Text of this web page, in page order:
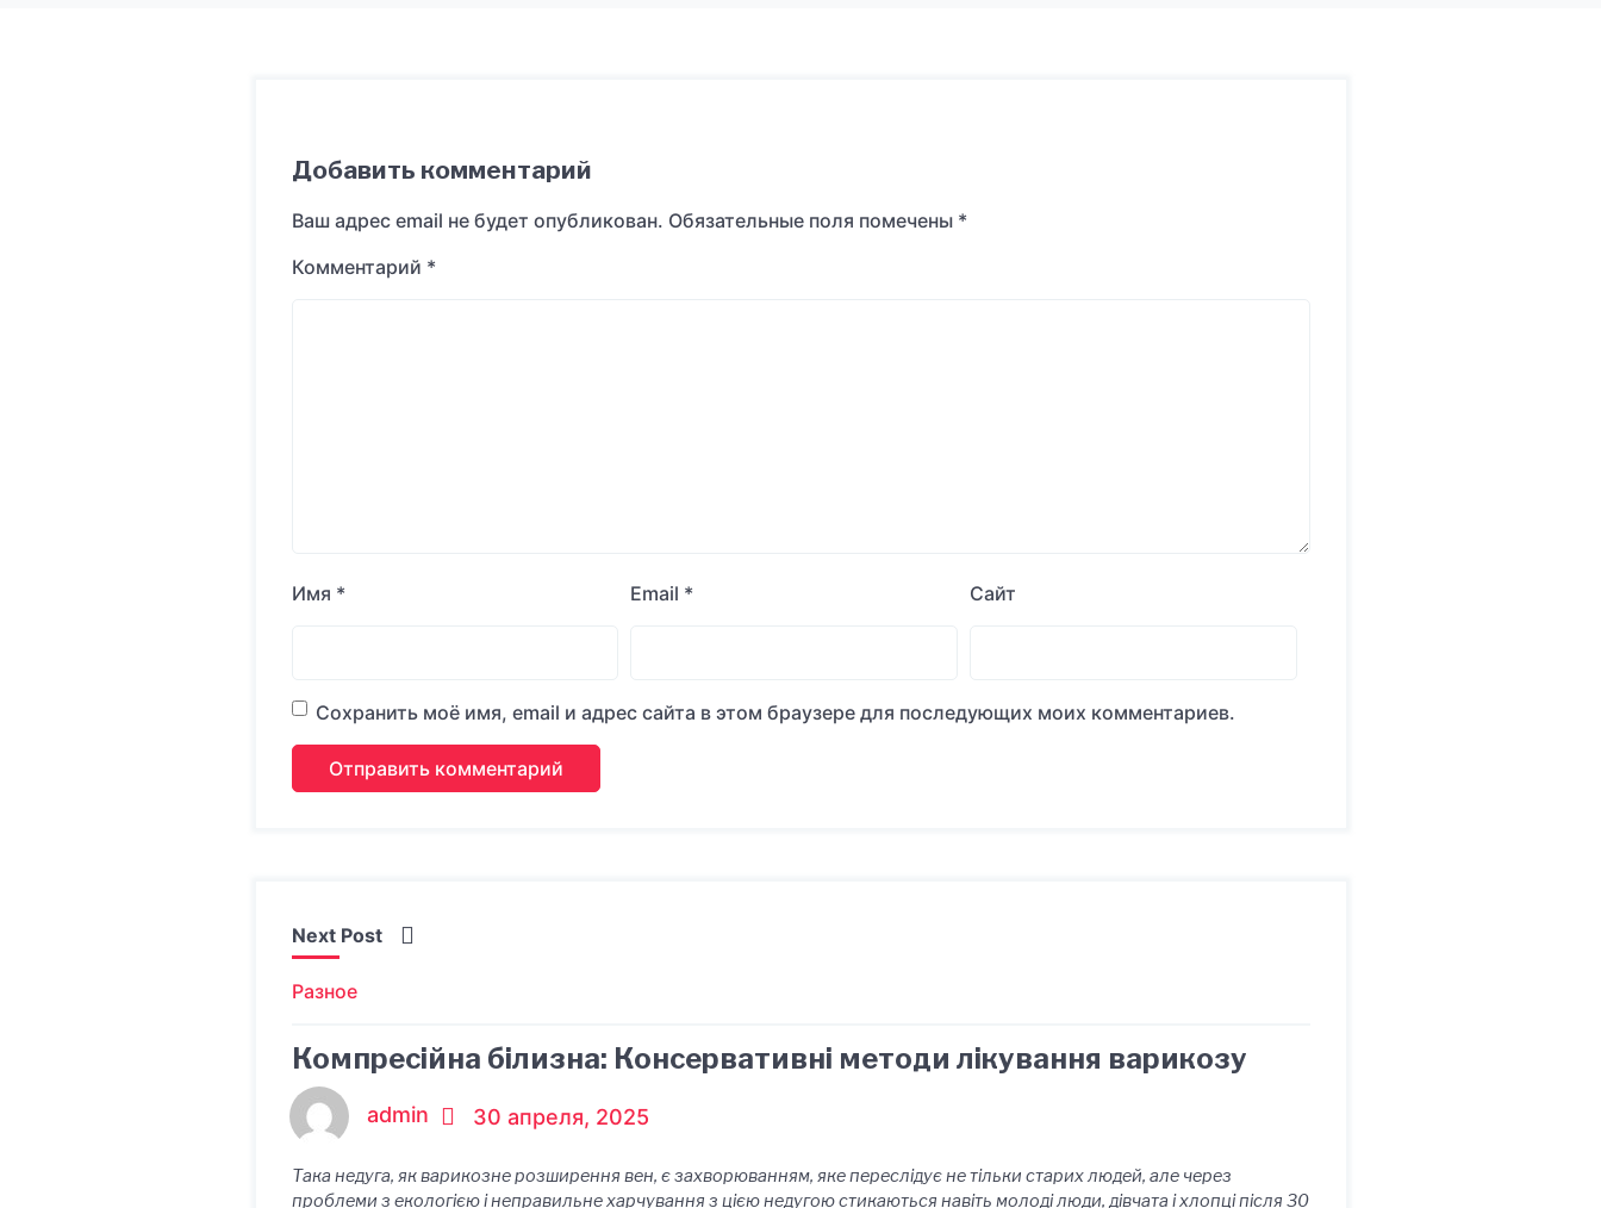
Добавить комментарий
Ваш адрес email не будет опубликован. Обязательные поля помечены *
Комментарий *
Имя * Email * Сайт
Сохранить моё имя, email и адрес сайта в этом браузере для последующих моих комментариев.
Next Post
Разное
Компресійна білизна: Консервативні методи лікування варикозу
admin 30 апреля, 2025
Така недуга, як варикозне розширення вен, є захворюванням, яке переслідує не тільки старих людей, але через
проблеми з екологією і неправильне харчування з цією недугою стикаються навіть молоді люди, дівчата і хлопці після 30